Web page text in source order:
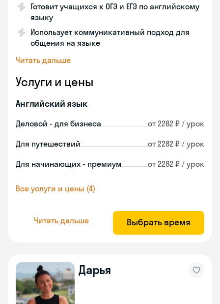
Готовит учащихся к ОГЭ и ЕГЭ по английскому
языку
Использует коммуникативный подход для
общения на языке
Читать дальше
Услуги и цены
Английский язык
Деловой - для бизнеса от 2282 ₽ / урок
Для путешествий от 2282 ₽ / урок
Для начинающих - премиум от 2282 ₽ / урок
Все услуги и цены (4)
Читать дальше Выбрать время
Дарья